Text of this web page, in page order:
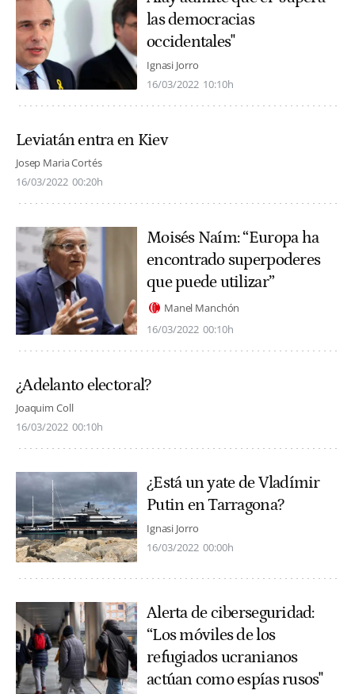
las democracias
occidentales"
Ignasi Jorro
16/03/2022 10:10h
Leviatán entra en Kiev
Josep Maria Cortés
16/03/2022 00:20h
Moisés Naím: “Europa ha
encontrado superpoderes
que puede utilizar”
Manel Manchón
16/03/2022 00:10h
¿Adelanto electoral?
Joaquim Coll
16/03/2022 00:10h
¿Está un yate de Vladímir
Putin en Tarragona?
Ignasi Jorro
16/03/2022 00:00h
Alerta de ciberseguridad:
“Los móviles de los
refugiados ucranianos
actúan como espías rusos"